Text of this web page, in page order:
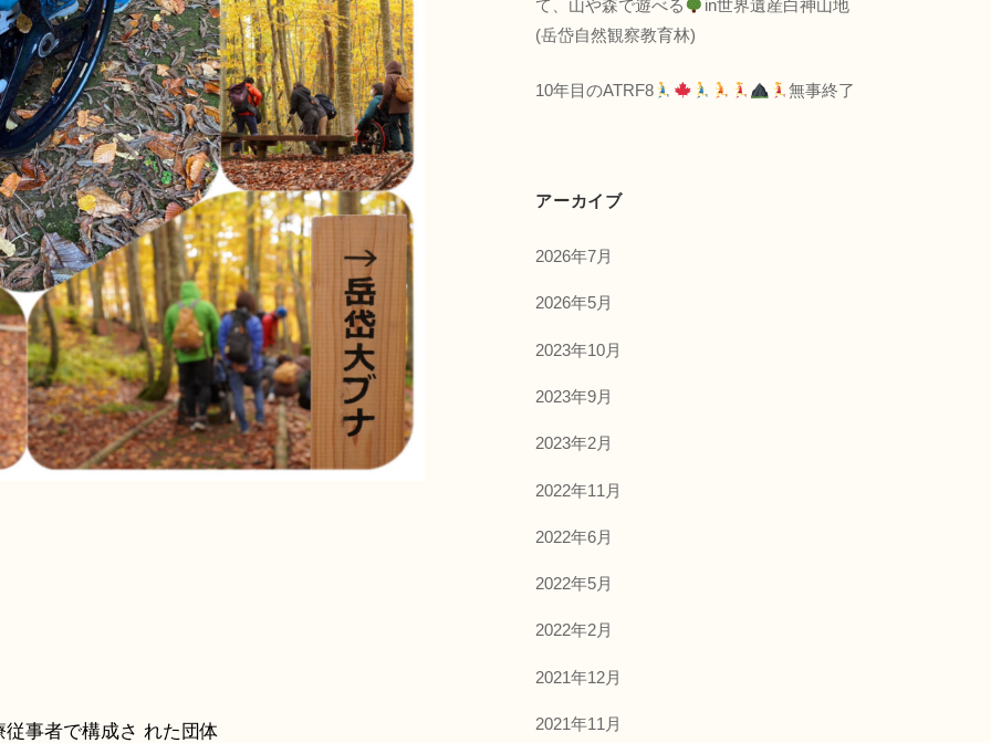
事者で構成さ れた団体
て、山や森で遊べる
in世界遺産白神山地
(岳岱自然観察教育林)
10年目のATRF8 無事終了
アーカイブ
2026年7月
2026年5月
2023年10月
2023年9月
2023年2月
2022年11月
2022年6月
2022年5月
2022年2月
2021年12月
2021年11月